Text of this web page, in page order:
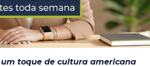
toque de cultura americana